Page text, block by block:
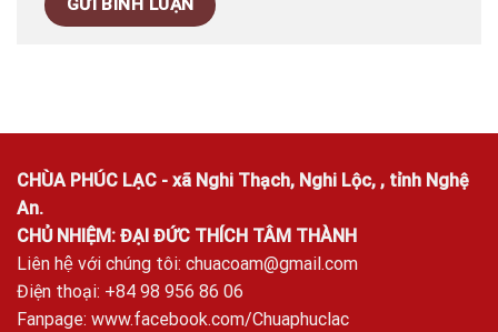
CHÙA PHÚC LẠC - xã Nghi Thạch, Nghi Lộc, , tỉnh Nghệ
An.
CHỦ NHIỆM: ĐẠI ĐỨC THÍCH TÂM THÀNH
Liên hệ với chúng tôi: chuacoam@gmail.com
Điện thoại: +84 98 956 86 06
Fanpage: www.facebook.com/Chuaphuclac